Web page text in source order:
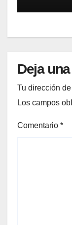
Deja
Tu dirección
Los campos
Comentario *